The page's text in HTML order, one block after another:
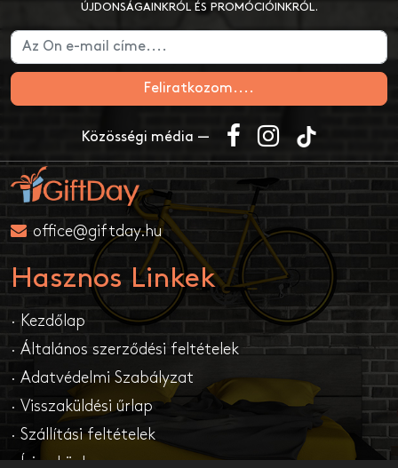
ÚJDONSÁGAINKRÓL ÉS PROMÓCIÓINKRÓL.
Feliratkozom....
Közösségi média —
office@giftday.hu
Hasznos Linkek
· Kezdőlap
· Általános szerződési feltételek
· Adatvédelmi Szabályzat
· Visszaküldési űrlap
· Szállítási feltételek
· Írj nekünk